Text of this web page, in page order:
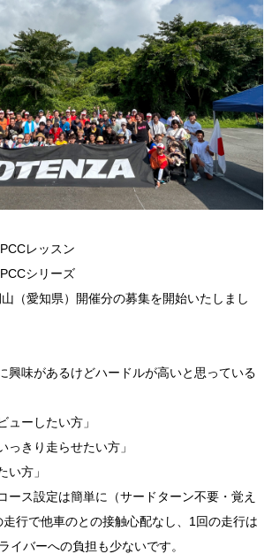
レッスン
シリーズ
（愛知県）開催分の募集を開始いたしまし
興味があるけどハードルが高いと思っている
ューしたい方」
っきり走らせたい方」
い方」
ース設定は簡単に（サードターン不要・覚え
行で他車のとの接触心配なし、1回の走行は
イバーへの負担も少ないです。